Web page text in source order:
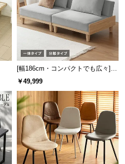
[幅186cm・コンパクトでも広々] 3
人掛けソファベッド リクライニン
￥49,999